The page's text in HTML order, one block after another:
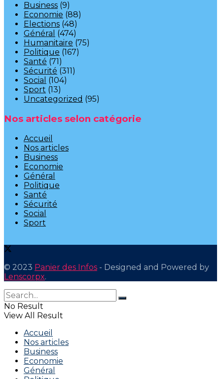
Business (9)
Economie (88)
Elections (48)
Général (474)
Humanitaire (75)
Politique (167)
Santé (71)
Sécurité (311)
Social (104)
Sport (13)
Uncategorized (95)
Nos articles selon catégorie
Accueil
Nos articles
Business
Economie
Général
Politique
Santé
Sécurité
Social
Sport
© 2023 Panier des Infos - Designed and Powered by
Lenscorpx.
No Result
View All Result
Accueil
Nos articles
Business
Economie
Général